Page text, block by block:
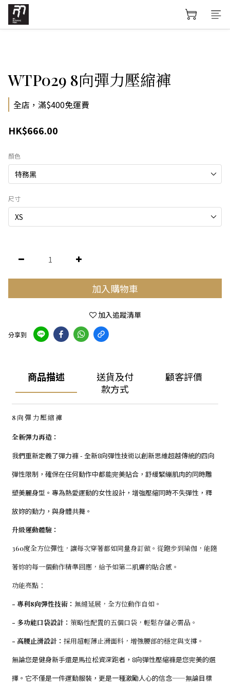
WTP029 8向彈力壓縮褲
全店，滿$400免運費
HK$666.00
顏色
尺寸
加入購物車
加入追蹤清單
分享到
商品描述
送貨及付
款方式
顧客評價
8向彈力壓縮褲
全新彈力再造：
我們重新定義了彈力褲 - 全新8向彈性技術以創新思維超越傳統的四向
彈性限制，確保在任何動作中都能完美貼合，舒緩緊繃肌肉的同時雕
塑美麗身型。專為熱愛運動的女性設計，增強壓縮同時不失彈性，釋
放妳的動力，與身體共舞。
升級運動體驗：
360度全方位彈性，讓每次穿著都如同量身訂做。從跑步到瑜伽，能隨
著妳的每一個動作精準回應，給予如第二肌膚的貼合感。
功能亮點：
- 專利8向彈性技術： 無縫延展，全方位動作自如。
- 多功能口袋設計： 策略性配置的五個口袋，輕鬆存儲必需品。
- 高腰止滑設計： 採用超輕薄止滑面料，增強腰部的穩定與支撐。
無論您是健身新手還是馬拉松資深跑者，8向彈性壓縮褲是您完美的選
擇。它不僅是一件運動服裝，更是一種激勵人心的信念——無論目標